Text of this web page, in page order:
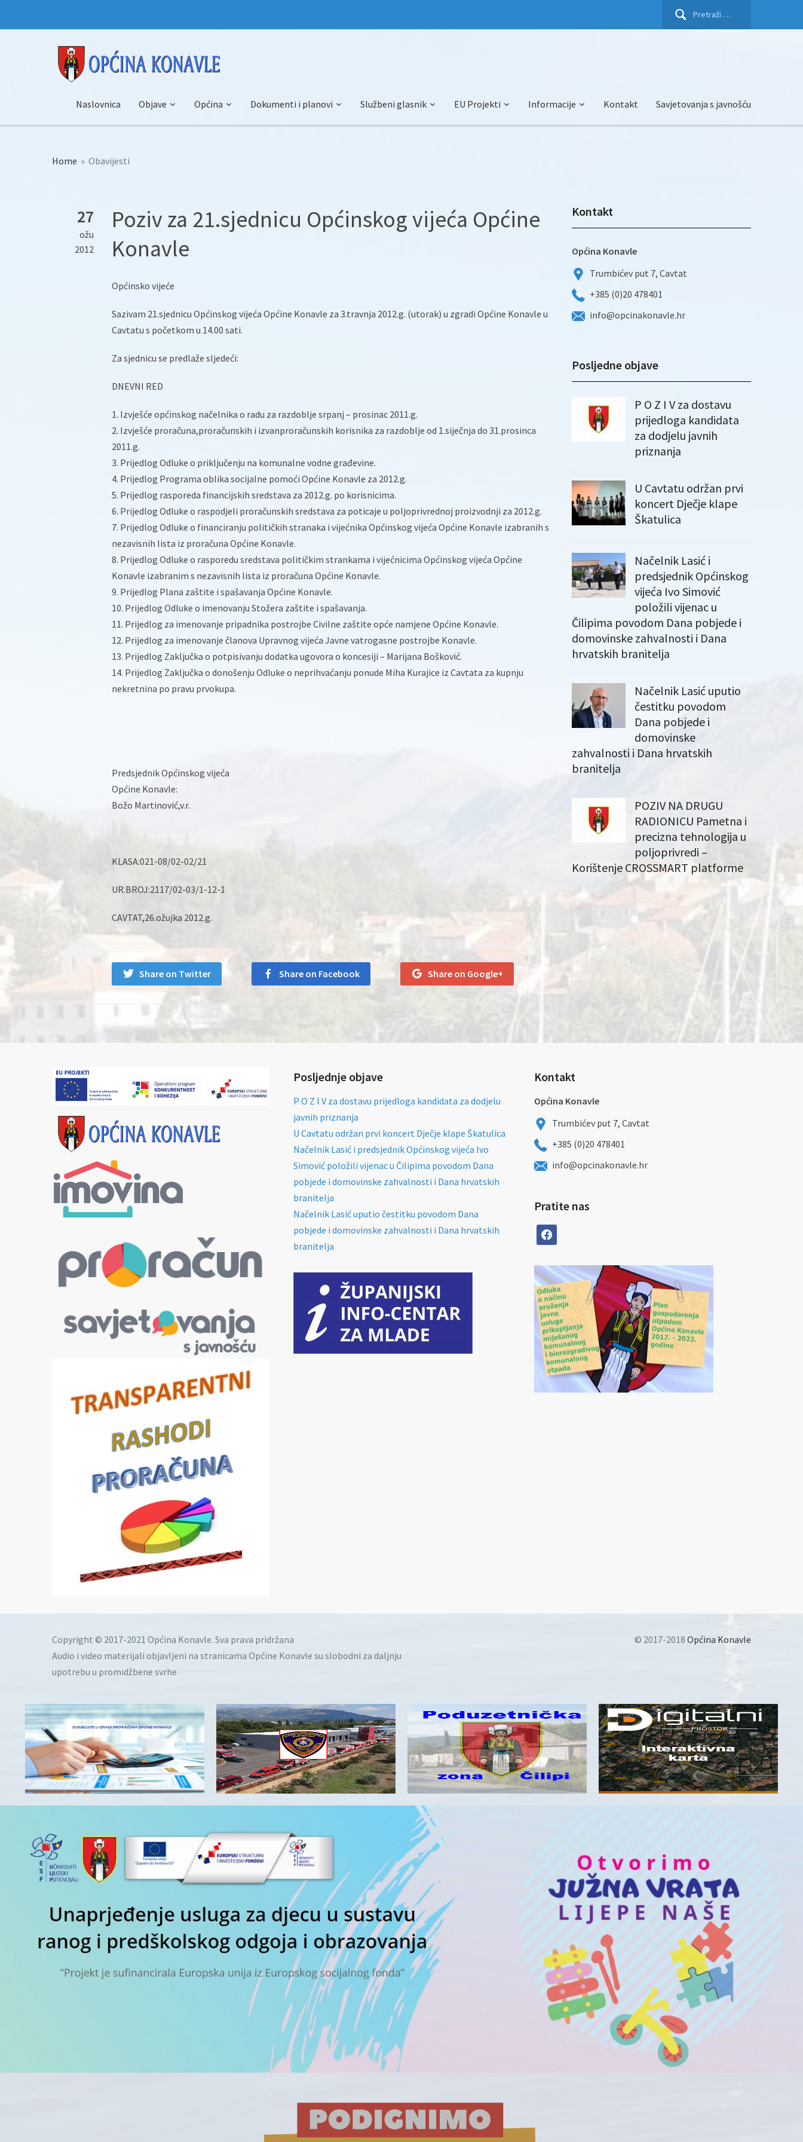
Pretraži:
Naslovnica Objave Općina Dokumenti i planovi Službeni glasnik EU Projekti Informacije Kontakt Savjetovanja s javnošću
Home » Obavijesti
27
ožu
2012
Poziv za 21.sjednicu Općinskog vijeća Općine
Konavle
Općinsko vijeće
Sazivam 21.sjednicu Općinskog vijeća Općine Konavle za 3.travnja 2012.g. (utorak) u zgradi Općine Konavle u
Cavtatu s početkom u 14.00 sati.
Za sjednicu se predlaže sljedeći:
DNEVNI RED
1. Izvješće općinskog načelnika o radu za razdoblje srpanj – prosinac 2011.g.
2. Izvješće proračuna,proračunskih i izvanproračunskih korisnika za razdoblje od 1.siječnja do 31.prosinca
2011.g.
3. Prijedlog Odluke o priključenju na komunalne vodne građevine.
4. Prijedlog Programa oblika socijalne pomoći Općine Konavle za 2012.g.
5. Prijedlog rasporeda financijskih sredstava za 2012.g. po korisnicima.
6. Prijedlog Odluke o raspodjeli proračunskih sredstava za poticaje u poljoprivrednoj proizvodnji za 2012.g.
7. Prijedlog Odluke o financiranju političkih stranaka i vijećnika Općinskog vijeća Općine Konavle izabranih s
nezavisnih lista iz proračuna Općine Konavle.
8. Prijedlog Odluke o rasporedu sredstava političkim strankama i vijećnicima Općinskog vijeća Općine
Konavle izabranim s nezavisnih lista iz proračuna Općine Konavle.
9. Prijedlog Plana zaštite i spašavanja Općine Konavle.
10. Prijedlog Odluke o imenovanju Stožera zaštite i spašavanja.
11. Prijedlog za imenovanje pripadnika postrojbe Civilne zaštite opće namjene Općine Konavle.
12. Prijedlog za imenovanje članova Upravnog vijeća Javne vatrogasne postrojbe Konavle.
13. Prijedlog Zaključka o potpisivanju dodatka ugovora o koncesiji – Marijana Bošković.
14. Prijedlog Zaključka o donošenju Odluke o neprihvaćanju ponude Miha Kurajice iz Cavtata za kupnju
nekretnina po pravu prvokupa.
Predsjednik Općinskog vijeća
Općine Konavle:
Božo Martinović,v.r.
KLASA:021-08/02-02/21
UR.BROJ:2117/02-03/1-12-1
CAVTAT,26.ožujka 2012.g.
Share on Twitter Share on Facebook Share on Google+
Kontakt
Općina Konavle
Trumbićev put 7, Cavtat
+385 (0)20 478401
info@opcinakonavle.hr
Posljedne objave
P O Z I V za dostavu
prijedloga kandidata
za dodjelu javnih
priznanja
U Cavtatu održan prvi
koncert Dječje klape
Škatulica
Načelnik Lasić i
predsjednik Općinskog
vijeća Ivo Simović
položili vijenac u
Čilipima povodom Dana pobjede i
domovinske zahvalnosti i Dana
hrvatskih branitelja
Načelnik Lasić uputio
čestitku povodom
Dana pobjede i
domovinske
zahvalnosti i Dana hrvatskih
branitelja
POZIV NA DRUGU
RADIONICU Pametna i
precizna tehnologija u
poljoprivredi –
Korištenje CROSSMART platforme
Posljednje objave
P O Z I V za dostavu prijedloga kandidata za dodjelu
javnih priznanja
U Cavtatu održan prvi koncert Dječje klape Škatulica
Načelnik Lasić i predsjednik Općinskog vijeća Ivo
Simović položili vijenac u Čilipima povodom Dana
pobjede i domovinske zahvalnosti i Dana hrvatskih
branitelja
Načelnik Lasić uputio čestitku povodom Dana
pobjede i domovinske zahvalnosti i Dana hrvatskih
branitelja
Kontakt
Općina Konavle
Trumbićev put 7, Cavtat
+385 (0)20 478401
info@opcinakonavle.hr
Pratite nas
facebook
Copyright © 2017-2021 Općina Konavle. Sva prava pridržana
Audio i video materijali objavljeni na stranicama Općine Konavle su slobodni za daljnju
upotrebu u promidžbene svrhe
© 2017-2018 Općina Konavle